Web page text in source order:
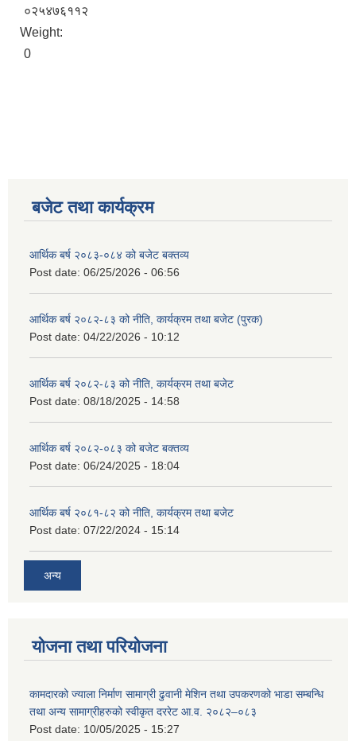
०२५४७६११२
Weight:
0
बजेट तथा कार्यक्रम
आर्थिक बर्ष २०८३-०८४ को बजेट बक्तव्य
Post date: 06/25/2026 - 06:56
आर्थिक बर्ष २०८२-८३ को नीति, कार्यक्रम तथा बजेट (पुरक)
Post date: 04/22/2026 - 10:12
आर्थिक बर्ष २०८२-८३ को नीति, कार्यक्रम तथा बजेट
Post date: 08/18/2025 - 14:58
आर्थिक बर्ष २०८२-०८३ को बजेट बक्तव्य
Post date: 06/24/2025 - 18:04
आर्थिक बर्ष २०८१-८२ को नीति, कार्यक्रम तथा बजेट
Post date: 07/22/2024 - 15:14
अन्य
योजना तथा परियोजना
कामदारको ज्याला निर्माण सामाग्री ढुवानी मेशिन तथा उपकरणको भाडा सम्बन्धि
तथा अन्य सामाग्रीहरुको स्वीकृत दररेट आ.व. २०८२–०८३
Post date: 10/05/2025 - 15:27